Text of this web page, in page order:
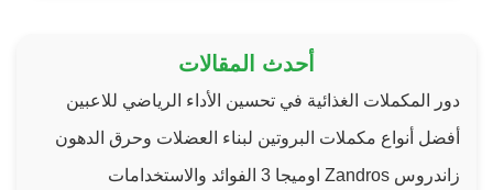
أحدث المقالات
دور المكملات الغذائية في تحسين الأداء الرياضي للاعبين
أفضل أنواع مكملات البروتين لبناء العضلات وحرق الدهون
زاندروس Zandros اوميجا 3 الفوائد والاستخدامات